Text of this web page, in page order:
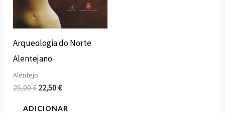
Arqueologia do Norte
Alentejano
Alentejo
25,00€ 22,50€
ADICIONAR